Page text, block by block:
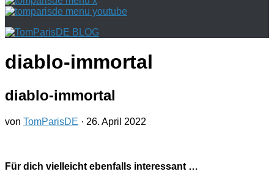
diablo-immortal
diablo-immortal
von TomParisDE · 26. April 2022
Für dich vielleicht ebenfalls interessant …